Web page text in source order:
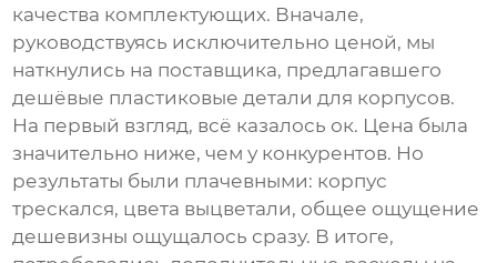
качества комплектующих. Вначале,
руководствуясь исключительно ценой, мы
наткнулись на поставщика, предлагавшего
дешёвые пластиковые детали для корпусов.
На первый взгляд, всё казалось ок. Цена была
значительно ниже, чем у конкурентов. Но
результаты были плачевными: корпус
трескался, цвета выцветали, общее ощущение
дешевизны ощущалось сразу. В итоге,